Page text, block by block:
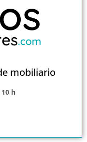
mobiliario
10 h